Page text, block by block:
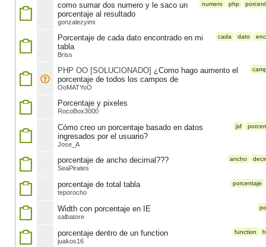
numero php
como sumar dos numero y le saco un
porcentaje al resultado
gonzalezyimi
cada dato
Porcentaje de cada dato encontrado en mi
tabla
Briss
PHP OO [SOLUCIONADO] ¿Como hago aumento el
porcentaje de todos los campos de
OoMATYoO
Porcentaje y pixeles
RocoBox3000
jsf
Cómo creo un porcentaje basado en datos
ingresados por el usuario?
Jose_A
ancho
porcentaje de ancho decimal???
SeaPirates
porcentaje
porcentaje de total tabla
teporocho
Width con porcentaje en IE
salbatore
function
porcentaje dentro de un function
juakos16